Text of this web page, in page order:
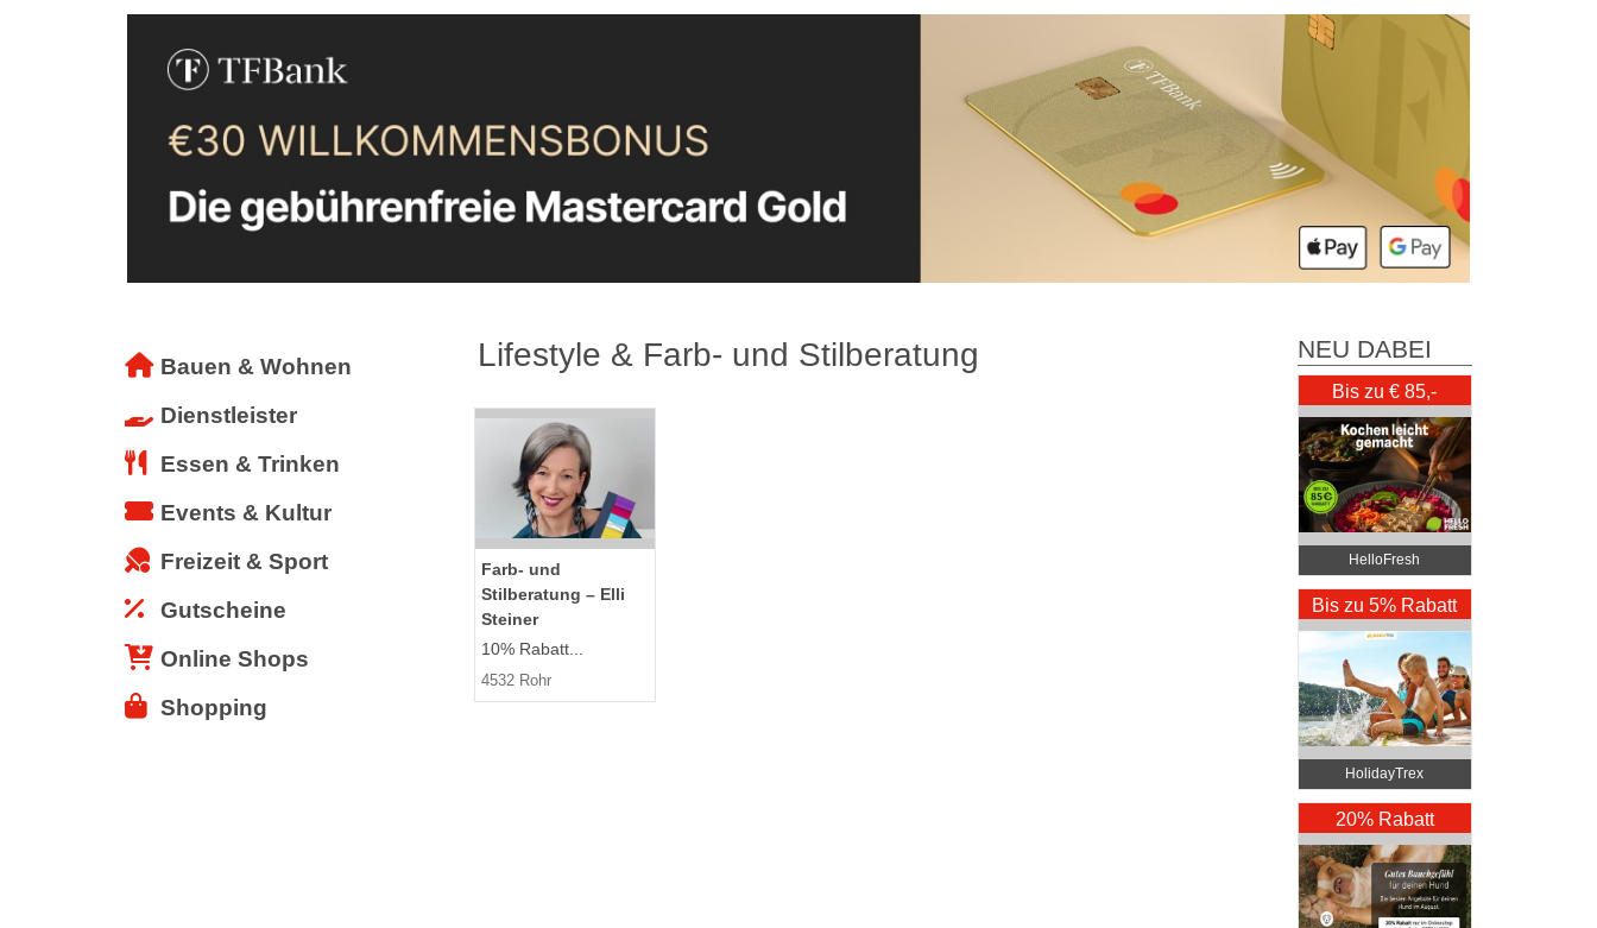
Bauen & Wohnen
Dienstleister
Essen & Trinken
Events & Kultur
Freizeit & Sport
Gutscheine
Online Shops
Shopping
Lifestyle & Farb- und Stilberatung
Farb- und
Stilberatung – Elli
Steiner
10% Rabatt...
4532 Rohr
NEU DABEI
Bis zu € 85,-
Rabatt
HelloFresh
Bis zu 5% Rabatt
HolidayTrex
20% Rabatt